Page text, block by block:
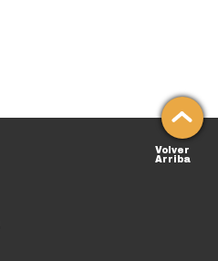
Volver
Arriba